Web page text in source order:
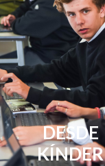
DESDE
KÍNDER